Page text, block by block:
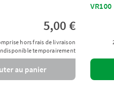
5,00 €
hors frais de livraison
temporairement
au panier
VR100